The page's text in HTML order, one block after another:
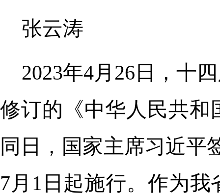
张云涛
2023年4月26日，十
修订的《中华人民共和
同日，国家主席习近平
7月1日起施行。作为